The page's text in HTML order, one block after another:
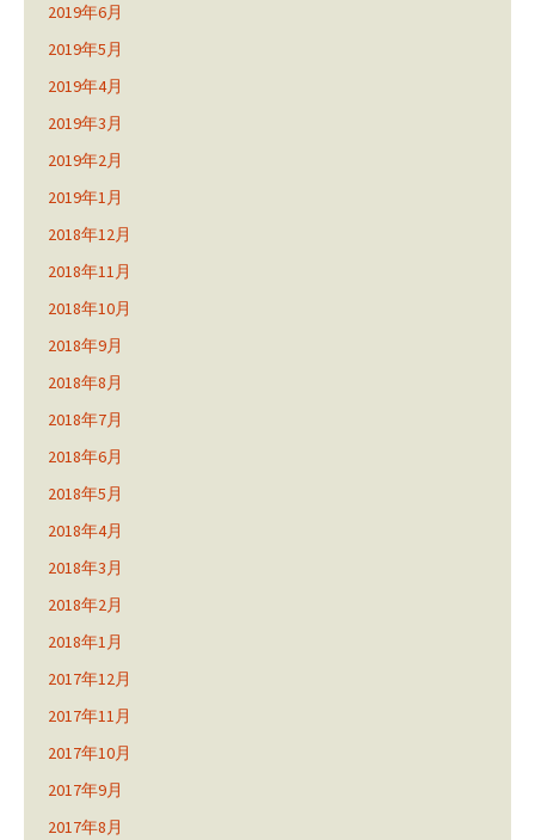
2019年6月
2019年5月
2019年4月
2019年3月
2019年2月
2019年1月
2018年12月
2018年11月
2018年10月
2018年9月
2018年8月
2018年7月
2018年6月
2018年5月
2018年4月
2018年3月
2018年2月
2018年1月
2017年12月
2017年11月
2017年10月
2017年9月
2017年8月